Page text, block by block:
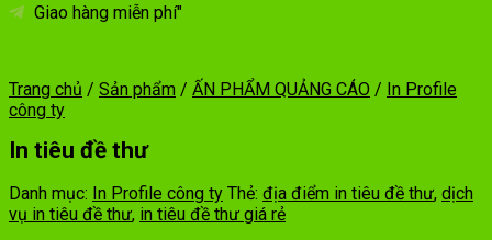
Giao hàng miễn phí"
Trang chủ / Sản phẩm / ẤN PHẨM QUẢNG CÁO / In Profile
công ty
In tiêu đề thư
Danh mục: In Profile công ty Thẻ: địa điểm in tiêu đề thư, dịch
vụ in tiêu đề thư, in tiêu đề thư giá rẻ